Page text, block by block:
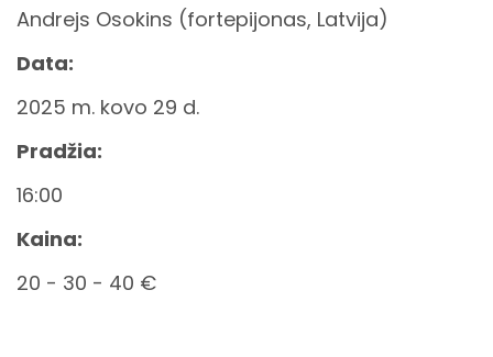
Andrejs Osokins (fortepijonas, Latvija)
Data:
2025 m. kovo 29 d.
Pradžia:
16:00
Kaina:
20 - 30 - 40 €